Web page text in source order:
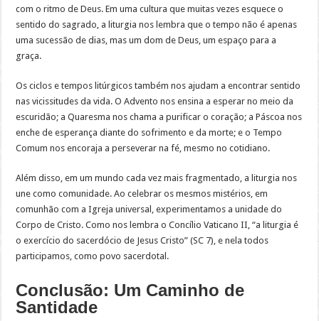
com o ritmo de Deus. Em uma cultura que muitas vezes esquece o
sentido do sagrado, a liturgia nos lembra que o tempo não é apenas
uma sucessão de dias, mas um dom de Deus, um espaço para a
graça.
Os ciclos e tempos litúrgicos também nos ajudam a encontrar sentido
nas vicissitudes da vida. O Advento nos ensina a esperar no meio da
escuridão; a Quaresma nos chama a purificar o coração; a Páscoa nos
enche de esperança diante do sofrimento e da morte; e o Tempo
Comum nos encoraja a perseverar na fé, mesmo no cotidiano.
Além disso, em um mundo cada vez mais fragmentado, a liturgia nos
une como comunidade. Ao celebrar os mesmos mistérios, em
comunhão com a Igreja universal, experimentamos a unidade do
Corpo de Cristo. Como nos lembra o Concílio Vaticano II, “a liturgia é
o exercício do sacerdócio de Jesus Cristo” (SC 7), e nela todos
participamos, como povo sacerdotal.
Conclusão: Um Caminho de
Santidade